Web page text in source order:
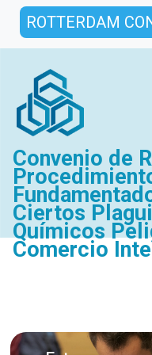
ROTTERDAM
Convenio de
Ciertos
Químicos
Comercio